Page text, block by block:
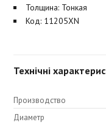
Толщина: Тонкая
Код: 11205XN
Технічні
Производство
Диаметр